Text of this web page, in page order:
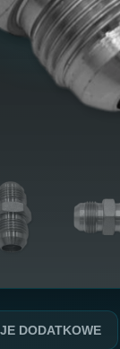
DODATKOWE